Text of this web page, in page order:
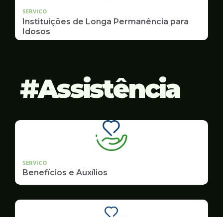
SERVICO
Instituições de Longa Permanência para
Idosos
Assistência
SERVICO
Benefícios e Auxílios